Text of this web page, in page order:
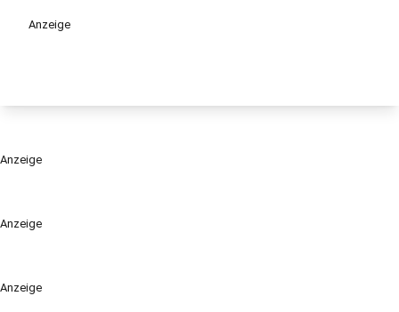
Anzeige
Anzeige
Anzeige
Anzeige